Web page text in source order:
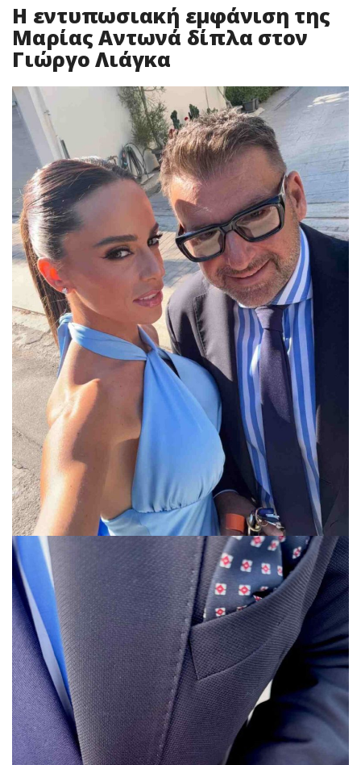
Η εντυπωσιακή εμφάνιση της
Μαρίας Αντωνά δίπλα στον
Γιώργο Λιάγκα